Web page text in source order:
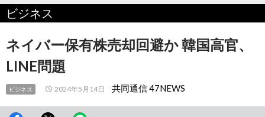
へ
動
ビジネス
ネイバー保有株売却回避か 韓国高官、
LINE問題
ビジネス 2024年5月14日 共同通信 47NEWS